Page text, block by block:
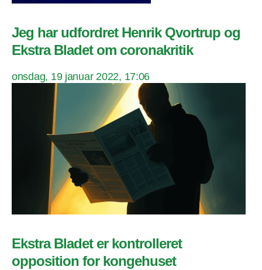
Jeg har udfordret Henrik Qvortrup og
Ekstra Bladet om coronakritik
onsdag, 19 januar 2022, 17:06
Ekstra Bladet er kontrolleret
opposition for kongehuset